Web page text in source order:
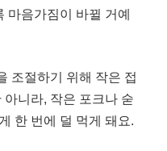
마음가짐이 바뀔 거예
조절하기 위해 작은 접
니라, 작은 포크나 숟
한 번에 덜 먹게 돼요.